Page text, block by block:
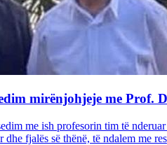
mirënjohjeje me Prof.
me ish profesorin tim të
dhe fjalës së thënë, të ndalem me